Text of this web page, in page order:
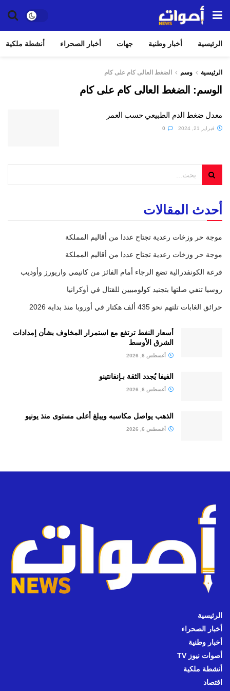
الرئيسية أخبار وطنية جهات أخبار الصحراء أنشطة ملكية
الرئيسية وسم الضغط العالى كام على كام
الوسم: الضغط العالى كام على كام
معدل ضغط الدم الطبيعي حسب العمر
فبراير 21, 2024
أحدث المقالات
موجة حر وزخات رعدية تجتاح عددا من أقاليم المملكة
موجة حر وزخات رعدية تجتاح عددا من أقاليم المملكة
قرعة الكونفدرالية تضع الرجاء أمام الفائز من كانيمي واريورز وأوديب
روسيا تنفي صلتها بتجنيد كولومبيين للقتال في أوكرانيا
حرائق الغابات تلتهم نحو 435 ألف هكتار في أوروبا منذ بداية 2026
أسعار النفط ترتفع مع استمرار المخاوف بشأن إمدادات
الشرق الأوسط
أغسطس 6, 2026
الفيفا يُجدد الثقة بـإنفانتينو
أغسطس 6, 2026
الذهب يواصل مكاسبه ويبلغ أعلى مستوى منذ يونيو
أغسطس 6, 2026
الرئيسية
أخبار الصحراء
أخبار وطنية
أصوات نيوز TV
أنشطة ملكية
اقتصاد